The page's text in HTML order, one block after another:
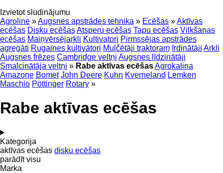
Izvietot sludinājumu
Agroline »Augsnes apstrādes tehnika » Ecēšas »Aktīvas
ecēšas Disku ecēšasAtsperu ecēšas Tapu ecēšas Vilkšanas
ecēšas Maiņvērsējarkli Kultivatori Pirmssējas apstrādes
agregāti Rugaines kultivātori Mulčētāji traktoram Irdinātāji Arkli
Augsnes frēzes Cambridge veltņi Augsnes līdzinātāji
Smalcinātāja veltņi » Rabe aktīvas ecēšasAgrokalina
Amazone Bomet John Deere Kuhn Kverneland Lemken
Maschio Pöttinger Rotary »
Rabe aktīvas ecēšas
Kategorija
aktīvas ecēšas disku ecēšas
parādīt visu
Marka